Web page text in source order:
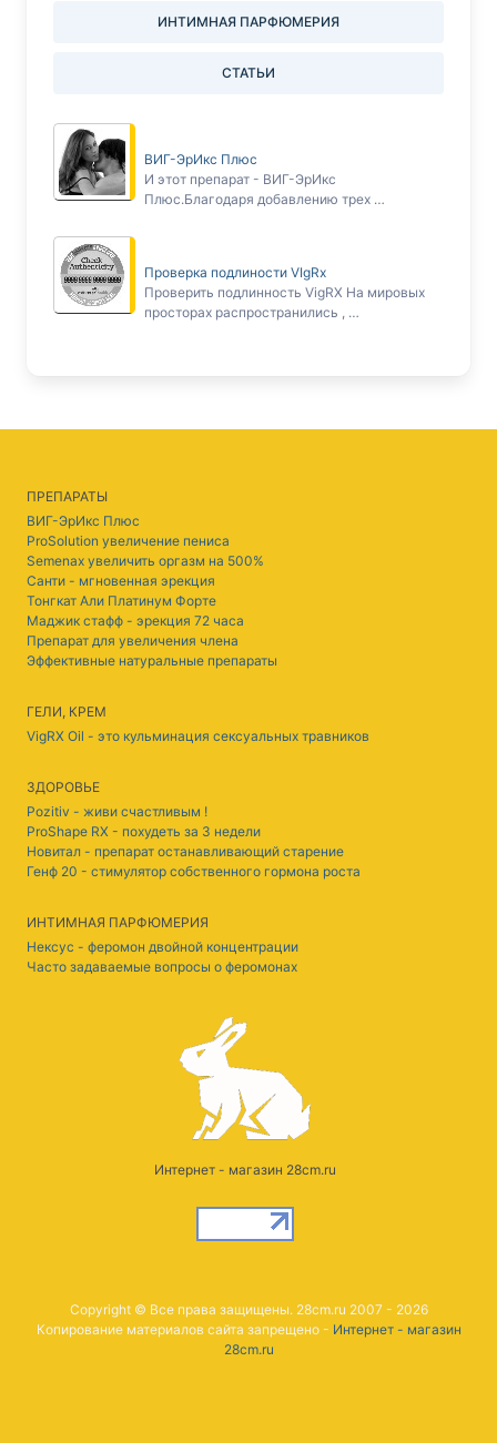
ИНТИМНАЯ ПАРФЮМЕРИЯ
СТАТЬИ
ВИГ-ЭрИкс Плюс
И этот препарат - ВИГ-ЭрИкс
Плюс.Благодаря добавлению трех …
Проверка подлиности VIgRx
Проверить подлинность VigRX На мировых
просторах распространились , …
ПРЕПАРАТЫ
ВИГ-ЭрИкс Плюс
ProSolution увеличение пениса
Semenax увеличить оргазм на 500%
Санти - мгновенная эрекция
Тонгкат Али Платинум Форте
Маджик стафф - эрекция 72 часа
Препарат для увеличения члена
Эффективные натуральные препараты
ГЕЛИ, КРЕМ
VigRX Oil - это кульминация сексуальных травников
ЗДОРОВЬЕ
Pozitiv - живи счастливым !
ProShape RX - похудеть за 3 недели
Новитал - препарат останавливающий старение
Генф 20 - стимулятор собственного гормона роста
ИНТИМНАЯ ПАРФЮМЕРИЯ
Нексус - феромон двойной концентрации
Часто задаваемые вопросы о феромонах
Интернет - магазин 28cm.ru
Copyright © Все права защищены. 28cm.ru 2007 - 2026
Копирование материалов сайта запрещено - Интернет - магазин
28cm.ru